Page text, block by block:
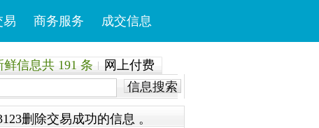
易 商务服务 成交信息
信息共 191 条
网上付费
信息搜索
删除交易成功的信息 。